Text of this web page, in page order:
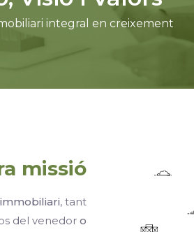
integral en creixement
missió
, tant
del venedor o